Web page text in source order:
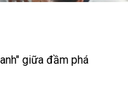
giữa đầm phá